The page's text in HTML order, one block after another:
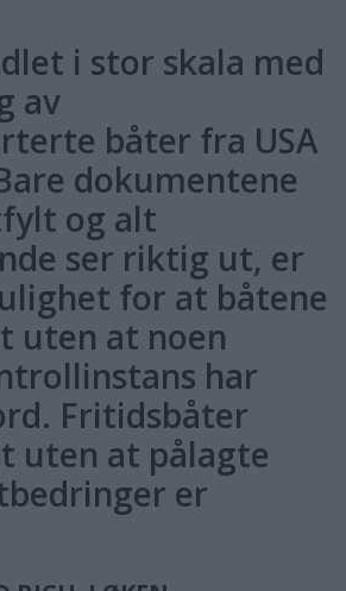
i stor skala med
av
båter fra USA
dokumentene
og alt
ser riktig ut, er
for at båtene
uten at noen
har
Fritidsbåter
uten at pålagte
er